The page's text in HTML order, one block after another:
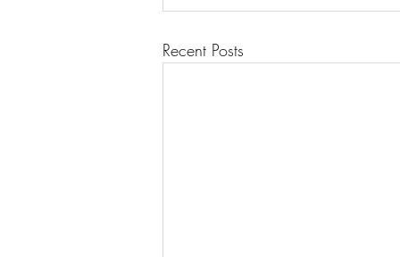
Recent Posts